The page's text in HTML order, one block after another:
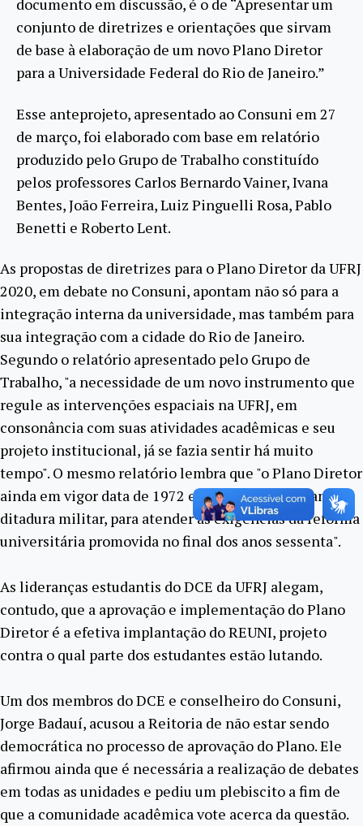
documento em discussão, é o de “Apresentar um
conjunto de diretrizes e orientações que sirvam
de base à elaboração de um novo Plano Diretor
para a Universidade Federal do Rio de Janeiro.”
Esse anteprojeto, apresentado ao Consuni em 27
de março, foi elaborado com base em relatório
produzido pelo Grupo de Trabalho constituído
pelos professores Carlos Bernardo Vainer, Ivana
Bentes, João Ferreira, Luiz Pinguelli Rosa, Pablo
Benetti e Roberto Lent.
As propostas de diretrizes para o Plano Diretor da UFRJ
2020, em debate no Consuni, apontam não só para a
integração interna da universidade, mas também para
sua integração com a cidade do Rio de Janeiro.
Segundo o relatório apresentado pelo Grupo de
Trabalho, "a necessidade de um novo instrumento que
regule as intervenções espaciais na UFRJ, em
consonância com suas atividades acadêmicas e seu
projeto institucional, já se fazia sentir há muito
tempo". O mesmo relatório lembra que "o Plano Diretor
ainda em vigor data de 1972 e foi elaborado durante a
ditadura militar, para atender as exigências da reforma
universitária promovida no final dos anos sessenta".
As lideranças estudantis do DCE da UFRJ alegam,
contudo, que a aprovação e implementação do Plano
Diretor é a efetiva implantação do REUNI, projeto
contra o qual parte dos estudantes estão lutando.
Um dos membros do DCE e conselheiro do Consuni,
Jorge Badauí, acusou a Reitoria de não estar sendo
democrática no processo de aprovação do Plano. Ele
afirmou ainda que é necessária a realização de debates
em todas as unidades e pediu um plebiscito a fim de
que a comunidade acadêmica vote acerca da questão.